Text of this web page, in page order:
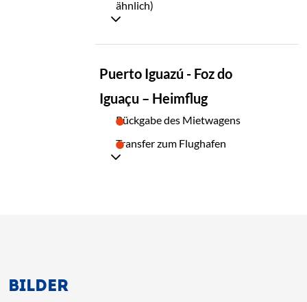
ähnlich)
Puerto Iguazú - Foz do
Iguaçu – Heimflug
Rückgabe des Mietwagens
Transfer zum Flughafen
BILDER